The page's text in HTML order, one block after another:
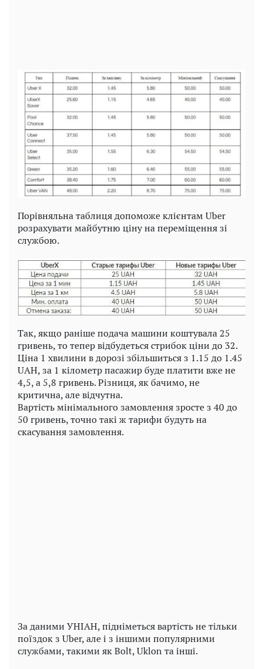
Порівняльна таблиця допоможе клієнтам Uber
розрахувати майбутню ціну на переміщення зі
службою.
Так, якщо раніше подача машини коштувала 25
гривень, то тепер відбудеться стрибок ціни до 32.
Ціна 1 хвилини в дорозі збільшиться з 1.15 до 1.45
UAH, за 1 кілометр пасажир буде платити вже не
4,5, а 5,8 гривень. Різниця, як бачимо, не
критична, але відчутна.
Вартість мінімального замовлення зросте з 40 до
50 гривень, точно такі ж тарифи будуть на
скасування замовлення.
За даними УНІАН, підніметься вартість не тільки
поїздок з Uber, але і з іншими популярними
службами, такими як Bolt, Uklon та інші.